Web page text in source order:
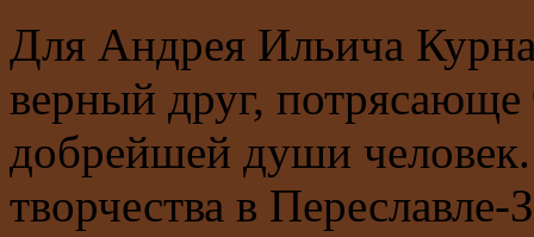
Для Андрея Ильича
верный друг,
добрейшей души
творчества в